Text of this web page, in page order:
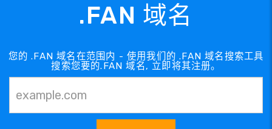
.FAN 域名
您的 .FAN 域名在范围内 - 使用我们的 .FAN 域名搜索工具
搜索您要的.FAN 域名, 立即将其注册。